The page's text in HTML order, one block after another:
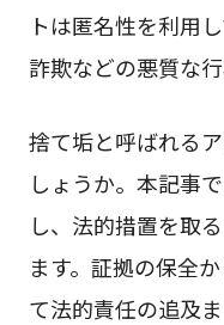
トは匿名性を利用
詐欺などの悪質な
捨て垢と呼ばれる
しょうか。本記事
し、法的措置を取
ます。証拠の保全
て法的責任の追及